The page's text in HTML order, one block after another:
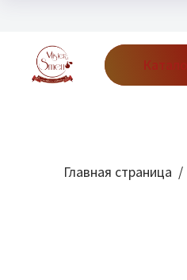
Каталог
Главная страница /